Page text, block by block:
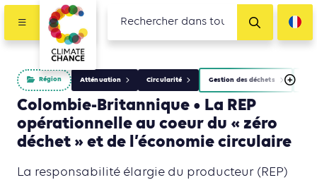
Région Atténuation Circularité Gestion des déchets
Colombie-Britannique • La REP
opérationnelle au coeur du « zéro
déchet » et de l’économie circulaire
La responsabilité élargie du producteur (REP)